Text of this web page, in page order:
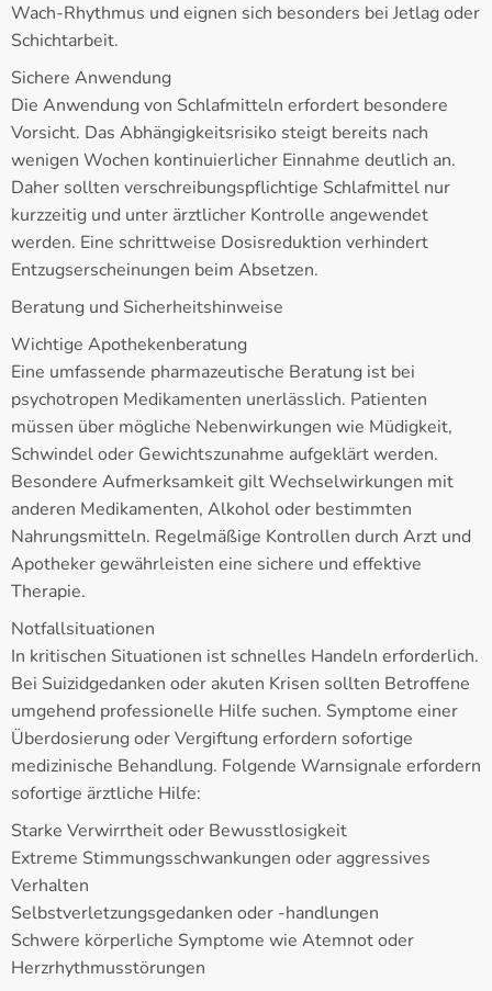
Wach-Rhythmus und eignen sich besonders bei Jetlag oder
Schichtarbeit.
Sichere Anwendung
Die Anwendung von Schlafmitteln erfordert besondere
Vorsicht. Das Abhängigkeitsrisiko steigt bereits nach
wenigen Wochen kontinuierlicher Einnahme deutlich an.
Daher sollten verschreibungspflichtige Schlafmittel nur
kurzzeitig und unter ärztlicher Kontrolle angewendet
werden. Eine schrittweise Dosisreduktion verhindert
Entzugserscheinungen beim Absetzen.
Beratung und Sicherheitshinweise
Wichtige Apothekenberatung
Eine umfassende pharmazeutische Beratung ist bei
psychotropen Medikamenten unerlässlich. Patienten
müssen über mögliche Nebenwirkungen wie Müdigkeit,
Schwindel oder Gewichtszunahme aufgeklärt werden.
Besondere Aufmerksamkeit gilt Wechselwirkungen mit
anderen Medikamenten, Alkohol oder bestimmten
Nahrungsmitteln. Regelmäßige Kontrollen durch Arzt und
Apotheker gewährleisten eine sichere und effektive
Therapie.
Notfallsituationen
In kritischen Situationen ist schnelles Handeln erforderlich.
Bei Suizidgedanken oder akuten Krisen sollten Betroffene
umgehend professionelle Hilfe suchen. Symptome einer
Überdosierung oder Vergiftung erfordern sofortige
medizinische Behandlung. Folgende Warnsignale erfordern
sofortige ärztliche Hilfe:
Starke Verwirrtheit oder Bewusstlosigkeit
Extreme Stimmungsschwankungen oder aggressives
Verhalten
Selbstverletzungsgedanken oder -handlungen
Schwere körperliche Symptome wie Atemnot oder
Herzrhythmusstörungen